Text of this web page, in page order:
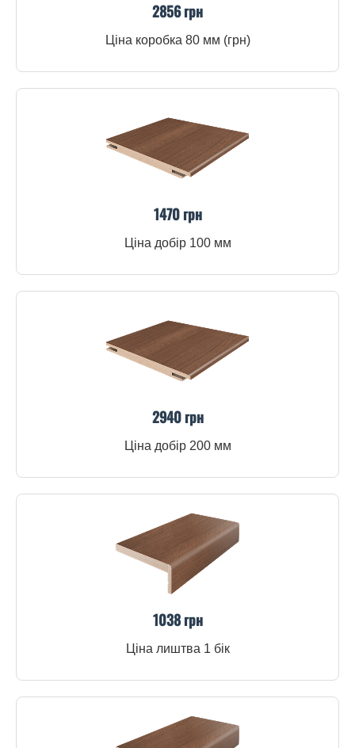
2856 грн
Ціна коробка 80 мм (грн)
1470 грн
Ціна добір 100 мм
2940 грн
Ціна добір 200 мм
1038 грн
Ціна лиштва 1 бік